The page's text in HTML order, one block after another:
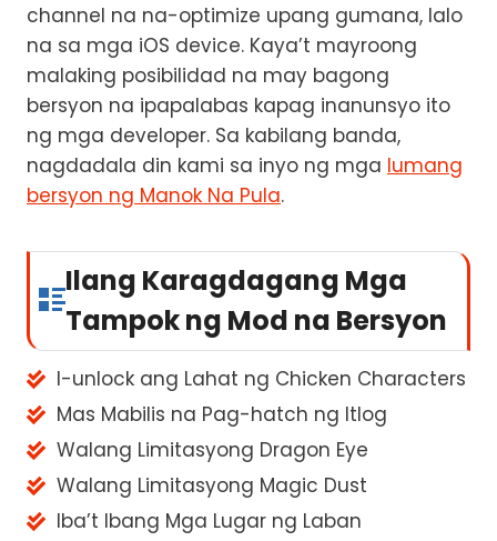
channel na na-optimize upang gumana, lalo
na sa mga iOS device. Kaya’t mayroong
malaking posibilidad na may bagong
bersyon na ipapalabas kapag inanunsyo ito
ng mga developer. Sa kabilang banda,
nagdadala din kami sa inyo ng mga lumang
bersyon ng Manok Na Pula.
Ilang Karagdagang Mga
Tampok ng Mod na Bersyon
I-unlock ang Lahat ng Chicken Characters
Mas Mabilis na Pag-hatch ng Itlog
Walang Limitasyong Dragon Eye
Walang Limitasyong Magic Dust
Iba’t Ibang Mga Lugar ng Laban